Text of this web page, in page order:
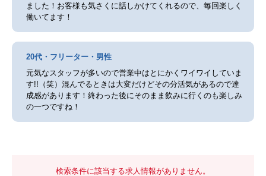
ました！お客様も気さくに話しかけてくれるので、毎回楽しく
働いてます！
20代・フリーター・男性
元気なスタッフが多いので営業中はとにかくワイワイしていま
す!!（笑）混んでるときは大変だけどその分活気があるので達
成感があります！終わった後にそのまま飲みに行くのも楽しみ
の一つですね！
検索条件に該当する求人情報がありません。